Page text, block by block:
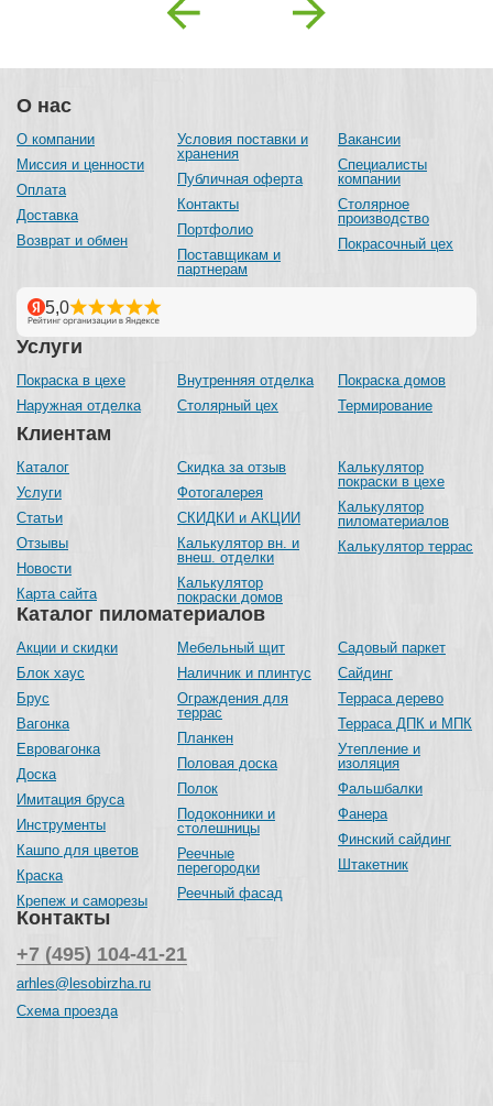
Previous Next
О нас
О компании
Миссия и ценности
Оплата
Доставка
Возврат и обмен
Условия поставки и
хранения
Публичная оферта
Контакты
Портфолио
Поставщикам и
партнерам
Вакансии
Специалисты
компании
Столярное
производство
Покрасочный цех
Каталог пиломатериалов
Акции и скидки
Блок хаус
Брус
Вагонка
Евровагонка
Доска
Имитация бруса
Инструменты
Кашпо для цветов
Краска
Крепеж и саморезы
Мебельный щит
Наличник и плинтус
Ограждения для
террас
Планкен
Половая доска
Полок
Подоконники и
столешницы
Реечные
перегородки
Реечный фасад
Садовый паркет
Сайдинг
Терраса дерево
Терраса ДПК и МПК
Утепление и
изоляция
Фальшбалки
Фанера
Финский сайдинг
Штакетник
Услуги
Покраска в цехе
Наружная отделка
Внутренняя отделка
Столярный цех
Покраска домов
Термирование
Клиентам
Каталог
Услуги
Статьи
Отзывы
Новости
Карта сайта
Скидка за отзыв
Фотогалерея
СКИДКИ и АКЦИИ
Калькулятор вн. и
внеш. отделки
Калькулятор
покраски домов
Калькулятор
покраски в цехе
Калькулятор
пиломатериалов
Калькулятор террас
Контакты
+7 (495) 104-41-21
arhles@lesobirzha.ru
Схема проезда